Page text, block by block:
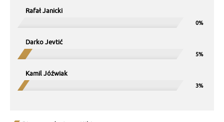
Rafał Janicki
Darko Jevtić
Kamil Jóźwiak